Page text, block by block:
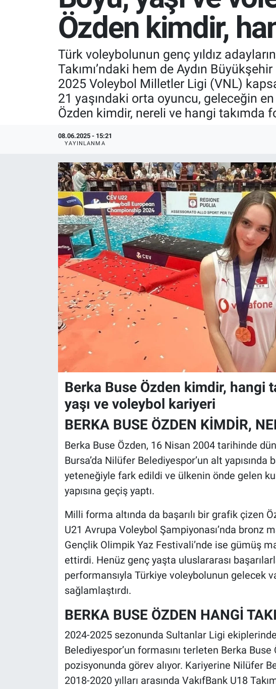
Özden kimdir,
Türk voleybolunun genç yıldız
Takımı’ndaki hem de Aydın
2025 Voleybol Milletler Ligi (VNL)
21 yaşındaki orta oyuncu, geleceğin
Özden kimdir, nereli ve hangi takımda
08.06.2025 - 15:21
YAYINLANMA
Berka Buse Özden kimdir, hangi
yaşı ve voleybol kariyeri
BERKA BUSE ÖZDEN KİMDİR,
Berka Buse Özden, 16 Nisan 2004 tarihinde
Bursa’da Nilüfer Belediyespor’un alt yapısında
yeteneğiyle fark edildi ve ülkenin önde gelen
yapısına geçiş yaptı.
Milli forma altında da başarılı bir grafik çizen
U21 Avrupa Voleybol Şampiyonası’nda bronz
Gençlik Olimpik Yaz Festivali’nde ise gümüş
ettirdi. Henüz genç yaşta uluslararası
performansıyla Türkiye voleybolunun gelecek
sağlamlaştırdı.
BERKA BUSE ÖZDEN HANGİ
2024-2025 sezonunda Sultanlar Ligi
Belediyespor’un formasını terleten Berka
pozisyonunda görev alıyor. Kariyerine Nilüfer
2018-2020 yılları arasında VakıfBank U18